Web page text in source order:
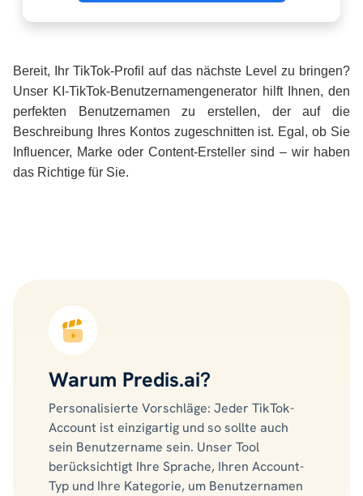
Bereit, Ihr TikTok-Profil auf das nächste Level zu bringen?
Unser KI-TikTok-Benutzernamengenerator hilft Ihnen, den
perfekten Benutzernamen zu erstellen, der auf die
Beschreibung Ihres Kontos zugeschnitten ist. Egal, ob Sie
Influencer, Marke oder Content-Ersteller sind – wir haben
das Richtige für Sie.
Warum Predis.ai?
Personalisierte Vorschläge: Jeder TikTok-
Account ist einzigartig und so sollte auch
sein Benutzername sein. Unser Tool
berücksichtigt Ihre Sprache, Ihren Account-
Typ und Ihre Kategorie, um Benutzernamen